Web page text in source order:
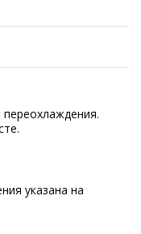
переохлаждения.
указана на